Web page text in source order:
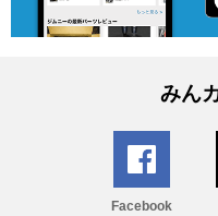
みん
Facebook